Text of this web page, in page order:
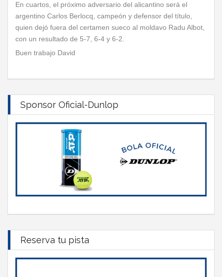
En cuartos, el próximo adversario del alicantino será el
argentino Carlos Berlocq, campeón y defensor del título,
quien dejó fuera del certamen sueco al moldavo Radu Albot,
con un resultado de 5-7, 6-4 y 6-2.
Buen trabajo David
Sponsor Oficial-Dunlop
Reserva tu pista